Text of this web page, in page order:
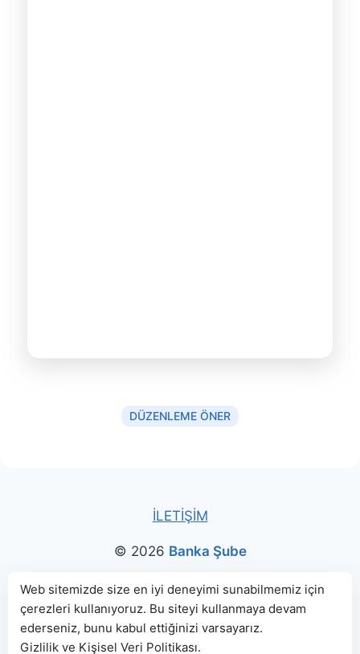
DÜZENLEME ÖNER
İLETİŞİM
© 2026 Banka Şube
Bu sitede paylaşılan banka bilgileri için kaynak olarak
genellikle TBBveBDDKweb sitelerinden faydalanılmış, harita
konumları için Google Haritalar kullanılmıştır.
Web sitemizde size en iyi deneyimi sunabilmemiz için
çerezleri kullanıyoruz. Bu siteyi kullanmaya devam
ederseniz, bunu kabul ettiğinizi varsayarız.
Gizlilik ve Kişisel Veri Politikası.